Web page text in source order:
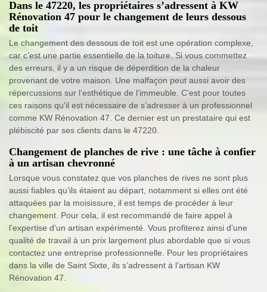
Dans le 47220, les propriétaires s’adressent à KW
Rénovation 47 pour le changement de leurs dessous
de toit
Le changement des dessous de toit est une opération complexe,
car c’est une partie essentielle de la toiture. Si vous commettez
des erreurs, il y a un risque de déperdition de la chaleur
provenant de votre maison. Une malfaçon peut aussi avoir des
répercussions sur l’esthétique de l’immeuble. C’est pour toutes
ces raisons qu’il est nécessaire de s’adresser à un professionnel
comme KW Rénovation 47. Ce dernier est un prestataire qui est
plébiscité par ses clients dans le 47220.
Changement de planches de rive : une tâche à confier
à un artisan chevronné
Lorsque vous constatez que vos planches de rives ne sont plus
aussi fiables qu’ils étaient au départ, notamment si elles ont été
attaquées par la moisissure, il est temps de procéder à leur
changement. Pour cela, il est recommandé de faire appel à
l’expertise d’un artisan expérimenté. Vous profiterez ainsi d’une
qualité de travail à un prix largement plus abordable que si vous
contactez une entreprise professionnelle. Pour les propriétaires
dans la ville de Saint Sixte, ils s’adressent à l’artisan KW
Rénovation 47.